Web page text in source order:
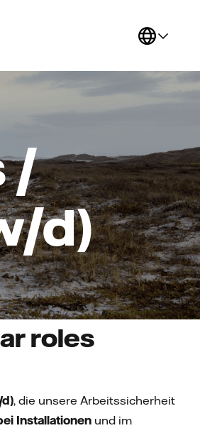
/
d)
roles
, die unsere Arbeitssicherheit
Installationen und im